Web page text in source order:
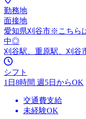
勤務地
面接地
愛知県刈谷市※こちら
中◎
刈谷駅、重原駅、刈谷
シフト
1日8時間 週5日からOK
交通費支給
未経験OK